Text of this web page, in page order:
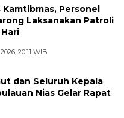
Personel
Laksanakan Patroli
20:11 WIB
dan Seluruh Kepala
Nias Gelar Rapat